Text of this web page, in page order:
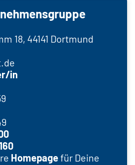
18, 44141 Dortmund
in
Homepagefür Deine